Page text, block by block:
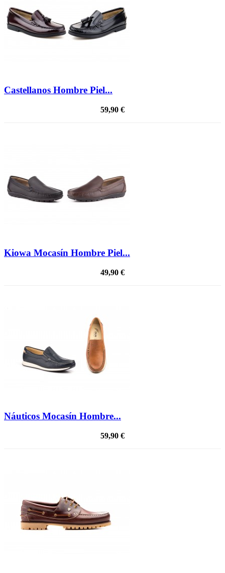
Castellanos Hombre Piel...
59,90 €
Kiowa Mocasín Hombre Piel...
49,90 €
Náuticos Mocasín Hombre...
59,90 €